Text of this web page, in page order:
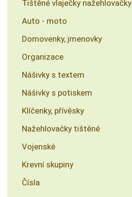
Tištěné vlaječky nažehlovačky
Auto - moto
Domovenky, jmenovky
Organizace
Nášivky s textem
Nášivky s potiskem
Klíčenky, přívěsky
Nažehlovačky tištěné
Vojenské
Krevní skupiny
Čísla